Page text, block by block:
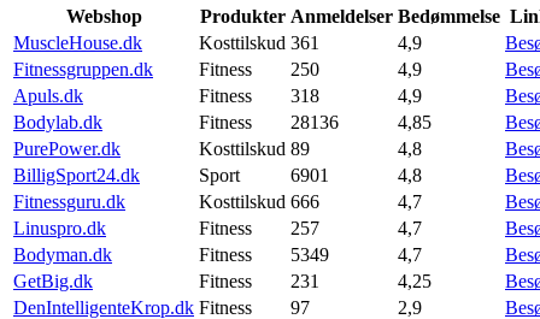
Webshop Produkter Anmeldelser Bedømmelse
MuscleHouse.dk
Kosttilskud 361 4,9
Fitnessgruppen.dk
Fitness 250 4,9
Apuls.dk
Fitness 318 4,9
Bodylab.dk
Fitness 28136 4,85
PurePower.dk
Kosttilskud 89 4,8
BilligSport24.dk
Sport 6901 4,8
Fitnessguru.dk
Kosttilskud 666 4,7
Linuspro.dk
Fitness 257 4,7
Bodyman.dk
Fitness 5349 4,7
GetBig.dk
Fitness 231 4,25
DenIntelligenteKrop.dk Fitness 97 2,9